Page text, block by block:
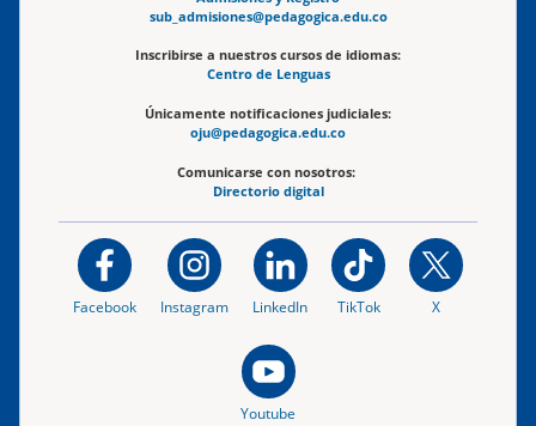
sub_admisiones@pedagogica.edu.co
Inscribirse a nuestros cursos de idiomas:
Centro de Lenguas
Únicamente notificaciones judiciales:
oju@pedagogica.edu.co
Comunicarse con nosotros:
Directorio digital
Facebook Instagram LinkedIn TikTok X
Youtube